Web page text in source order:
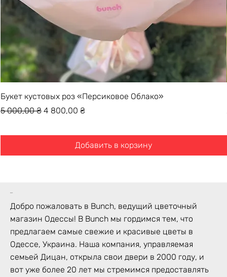
Букет кустовых роз «Персиковое Облако»
Обычная цена
5 000,00 ₴ Цена со скидкой
4 800,00 ₴
Добавить в корзину
bunch
Добро пожаловать в Bunch, ведущий цветочный
магазин Одессы! В Bunch мы гордимся тем, что
предлагаем самые свежие и красивые цветы в
Одессе, Украина. Наша компания, управляемая
семьей Дицан, открыла свои двери в 2000 году, и
вот уже более 20 лет мы стремимся предоставлять